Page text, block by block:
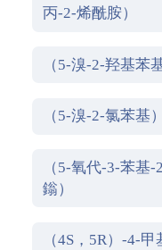
丙-2-烯酰胺）
（5-溴-2-羟基苯
（5-溴-2-氯苯基
（5-氧代-3-苯基
鎓）
（4S，5R）-4-